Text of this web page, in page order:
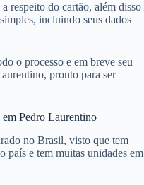
respeito do cartão, além disso
incluindo seus dados
o processo e em breve seu
pronto para ser
Pedro Laurentino
no Brasil, visto que tem
país e tem muitas unidades em